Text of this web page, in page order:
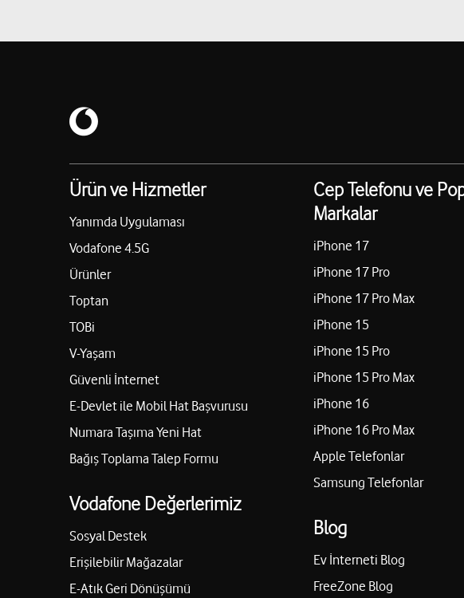
Ürün ve Hizmetler
Yanımda Uygulaması
Vodafone 4.5G
Ürünler
Toptan
TOBi
V-Yaşam
Güvenli İnternet
E-Devlet ile Mobil Hat Başvurusu
Numara Taşıma Yeni Hat
Bağış Toplama Talep Formu
Vodafone Değerlerimiz
Sosyal Destek
Erişilebilir Mağazalar
E-Atık Geri Dönüşümü
Cep Telefonu ve
Markalar
iPhone 17
iPhone 17 Pro
iPhone 17 Pro Max
iPhone 15
iPhone 15 Pro
iPhone 15 Pro Max
iPhone 16
iPhone 16 Pro Max
Apple Telefonlar
Samsung Telefonlar
Blog
Ev İnterneti Blog
FreeZone Blog